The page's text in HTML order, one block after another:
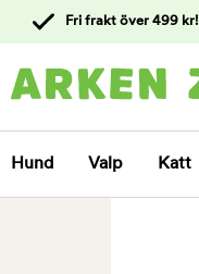
kundtjänst
Fri frakt över 499 kr!
Hund Valp Katt